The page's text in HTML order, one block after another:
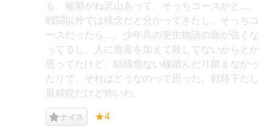
も、複製がね沢山あって、そっちコースかと…。
戦闘以外では残念だと分かってきたし、そっちコ
ースだったら…。少年兵の更生物語の面が強くな
ってるし、人に危害を加えて殺してないからとか
思ってたけど、結構危ない線踏んだり踏まなかっ
たりで、それはどうなのって思った。戦時下だし
最精鋭だけど怖いわ。
ナイス ★4